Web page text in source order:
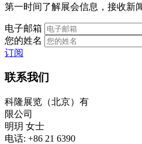
第一时间了解展会信息，接收新
电子邮箱
您的姓名
订阅
联系我们
科隆展览（北京）有
限公司
明玥 女士
电话: +86 21 6390